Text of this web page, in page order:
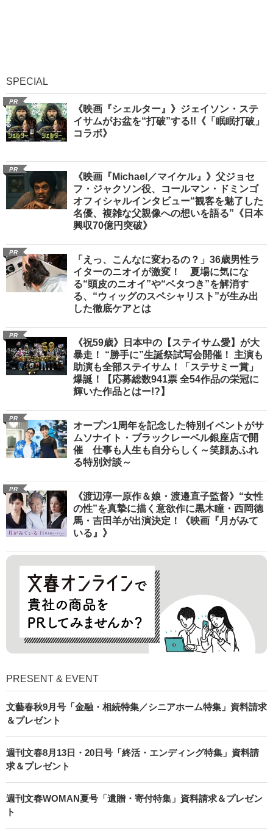
SPECIAL
PR
《映画『シェルター』》ジェイソン・ステ
イサムがお盆を“打破”する!!《「眠眠打破」
コラボ》
PR
《映画『Michael／マイケル』》父ジョセ
フ・ジャクソン役、コールマン・ドミンゴ
オフィシャルインタビュー“観客を魅了した
名優、複雑な父親像への想いを語る”《日本
興収70億円突破》
PR
「えっ、こんなに変わるの？」36歳男性ラ
イターのニオイが激変！ 夏場に気にな
る“頭皮のニオイ”や“ベタつき”を解消す
る、“ウィッグのスペシャリスト”が生み出
した徹底ケアとは
PR
《祝59歳》日本中の【ステイサム愛】が大
暴走！ “勝手に”生誕祭試写会開催！ 主演も
助演も全部ステイサム！「ステサミー賞」
爆誕！【応募総数941票 全54作品の栄冠に
輝いた作品とはー!?】
PR
オープン1周年を記念した特別イベントがサ
ムソナイト・ブラックレーベル銀座店で開
催 仕事も人生も自分らしく～笑顔あふれ
る特別対談～
PR
《渡辺淳一原作＆娘・渡邉直子監督》“女性
の性”を真摯に描く意欲作に黒木瞳・西岡德
馬・吉田羊が出演決定！《映画『月がみて
いる』》
PRESENT & EVENT
文藝春秋9月号「金融・相続特集／シニアホーム特集」資料請求
＆プレゼント
週刊文春8月13日・20日号「終活・エンディング特集」資料請
求＆プレゼント
週刊文春WOMAN夏号「遺贈・寄付特集」資料請求＆プレゼン
ト